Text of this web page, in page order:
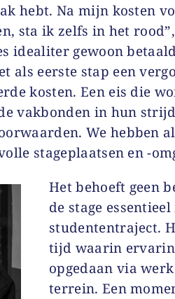
hebt. Na mijn kosten
sta ik zelfs in het
idealiter gewoon
als eerste stap een
kosten. Een eis die
vakbonden in hun
We hebben
stageplaatsen en -
Het behoeft geen
de stage
studententraject.
tijd waarin
opgedaan via
terrein. Een